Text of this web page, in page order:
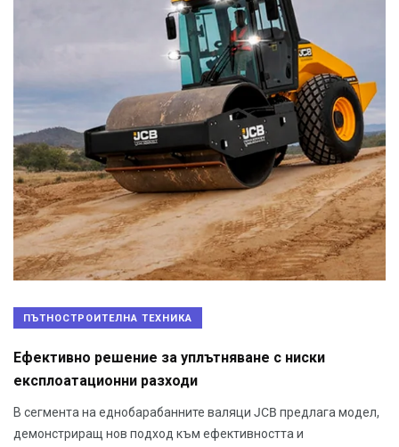
ПЪТНОСТРОИТЕЛНА ТЕХНИКА
Ефективно решение за уплътняване с ниски
експлоатационни разходи
В сегмента на еднобарабанните валяци JCB предлага модел,
демонстриращ нов подход към ефективността и